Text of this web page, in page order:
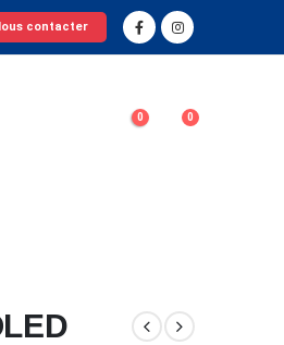
contacter
0 0